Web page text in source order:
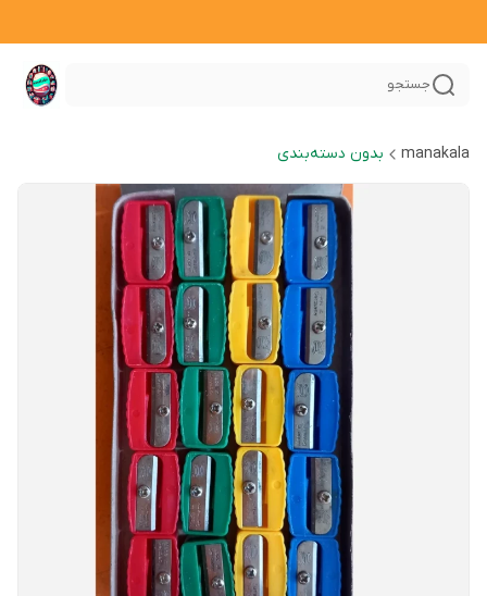
جستجو
manakala بدون دسته‌بندی